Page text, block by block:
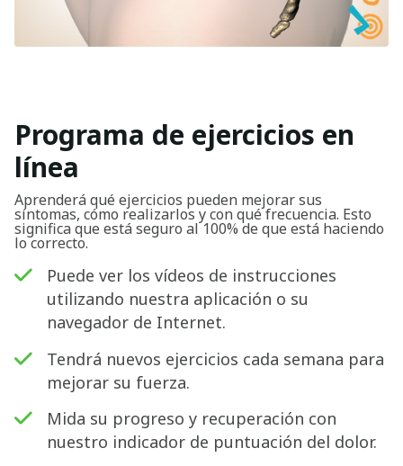
Programa de ejercicios en
línea
Aprenderá qué ejercicios pueden mejorar sus
síntomas, cómo realizarlos y con qué frecuencia. Esto
significa que está seguro al 100% de que está haciendo
lo correcto.
Puede ver los vídeos de instrucciones
utilizando nuestra aplicación o su
navegador de Internet.
Tendrá nuevos ejercicios cada semana para
mejorar su fuerza.
Mida su progreso y recuperación con
nuestro indicador de puntuación del dolor.